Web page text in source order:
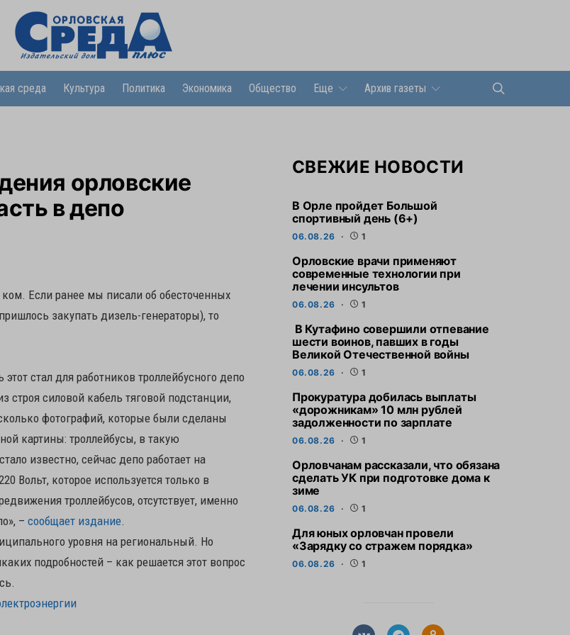
среда Культура Политика Экономика Общество Еще Архив газеты
орловские
в депо
Если ранее мы писали об обесточенных
закупать дизель-генераторы), то
стал для работников троллейбусного депо
силовой кабель тяговой подстанции,
фотографий, которые были сделаны
картины: троллейбусы, в такую
известно, сейчас депо работает на
Вольт, которое используется только в
троллейбусов, отсутствует, именно
– сообщает издание.
уровня на региональный. Но
подробностей – как решается этот вопрос
СВЕЖИЕ НОВОСТИ
В Орле пройдет Большой
спортивный день (6+)
06.08.26 1
Орловские врачи применяют
современные технологии при
лечении инсультов
06.08.26 1
В Кутафино совершили отпевание
шести воинов, павших в годы
Великой Отечественной войны
06.08.26 1
Прокуратура добилась выплаты
«дорожникам» 10 млн рублей
задолженности по зарплате
06.08.26 1
Орловчанам рассказали, что обязана
сделать УК при подготовке дома к
зиме
06.08.26 1
Для юных орловчан провели
«Зарядку со стражем порядка»
06.08.26 1